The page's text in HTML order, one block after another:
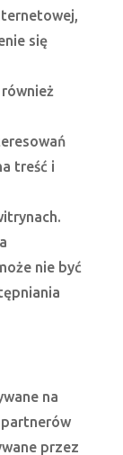
się
treść i
nie być
na
przez